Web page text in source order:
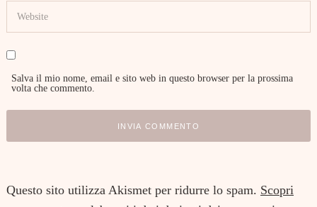
Salva il mio nome, email e sito web in questo browser per la prossima
volta che commento.
Questo sito utilizza Akismet per ridurre lo spam. Scopri